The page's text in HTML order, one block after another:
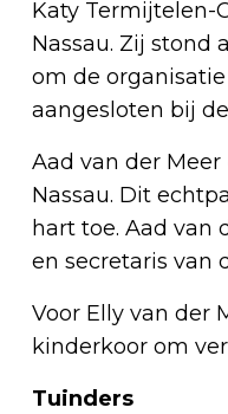
Katy Termijtelen-
Nassau. Zij stond
om de
aangesloten bij
Aad van der Meer
Nassau. Dit
hart toe. Aad van
en secretaris van
Voor Elly van der
kinderkoor om
Tuinders